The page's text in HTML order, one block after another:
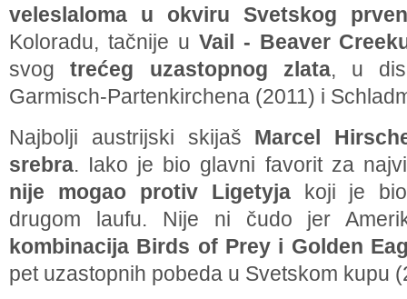
veleslaloma u okviru Svetskog
Koloradu, tačnije u Vail - Beaver
svogtrećeg uzastopnog zlata, u
Garmisch-Partenkirchena (2011) i
Najbolji austrijski skijaš Marcel
srebra. Iako je bio glavni favorit za
nije mogao protiv Ligetyjakoji je bio
drugom laufu. Nije ni čudo jer
kombinacija Birds of Prey i Golden
pet uzastopnih pobeda u Svetskom kupu